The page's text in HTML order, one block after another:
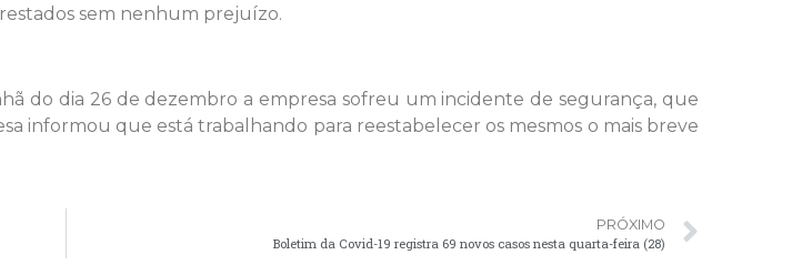
sem nenhum prejuízo.
do dia 26 de dezembro a empresa sofreu um incidente de segurança, que
informou que está trabalhando para reestabelecer os mesmos o mais breve
PRÓXIMO
Boletim da Covid-19 registra 69 novos casos nesta quarta-feira (28)